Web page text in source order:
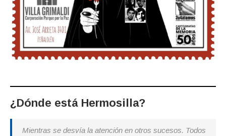
¿Dónde está Hermosilla?
Mientras se desvía la atención en otros sucesos. Todos